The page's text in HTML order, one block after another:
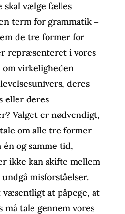
skal vælge fælles
term for grammatik ‒
de tre former for
repræsenteret i vores
virkeligheden
deres
eller deres
Valget er nødvendigt,
om alle tre former
og samme tid,
ikke kan skifte mellem
misforståelser.
at påpege, at
må tale gennem vores